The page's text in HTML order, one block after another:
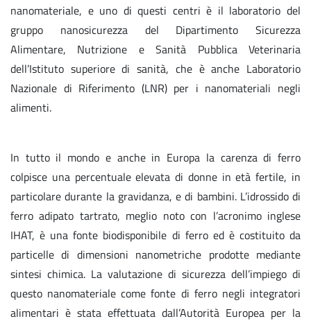
nanomateriale, e uno di questi centri è il laboratorio del
gruppo nanosicurezza del Dipartimento Sicurezza
Alimentare, Nutrizione e Sanità Pubblica Veterinaria
dell’Istituto superiore di sanità, che è anche Laboratorio
Nazionale di Riferimento (LNR) per i nanomateriali negli
alimenti.
In tutto il mondo e anche in Europa la carenza di ferro
colpisce una percentuale elevata di donne in età fertile, in
particolare durante la gravidanza, e di bambini. L’idrossido di
ferro adipato tartrato, meglio noto con l’acronimo inglese
IHAT, è una fonte biodisponibile di ferro ed è costituito da
particelle di dimensioni nanometriche prodotte mediante
sintesi chimica. La valutazione di sicurezza dell’impiego di
questo nanomateriale come fonte di ferro negli integratori
alimentari è stata effettuata dall’Autorità Europea per la